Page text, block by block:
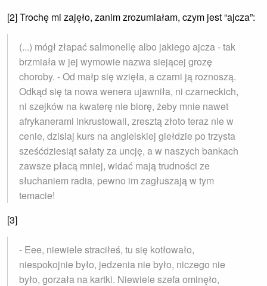
[2] Trochę mi zajęło, zanim zrozumiałam, czym jest “ajcza”:
(...) mógł złapać salmonellę albo jakiego ajcza - tak
brzmiała w jej wymowie nazwa siejącej grozę
choroby. - Od małp się wzięła, a czarni ją roznoszą.
Odkąd się ta nowa wenera ujawniła, ni czarneckich,
ni szejków na kwaterę nie biorę, żeby mnie nawet
afrykanerami inkrustowali, zresztą złoto teraz nie w
cenie, dzisiaj kurs na angielskiej giełdzie po trzysta
sześćdziesiąt sałaty za uncję, a w naszych bankach
zawsze płacą mniej, widać mają trudności ze
słuchaniem radia, pewno im zagłuszają w tym
temacie!
[3]
- Eee, niewiele straciłeś, tu się kotłowało,
niespokojnie było, jedzenia nie było, niczego nie
było, gorzała na kartki. Niewiele szefa ominęło,